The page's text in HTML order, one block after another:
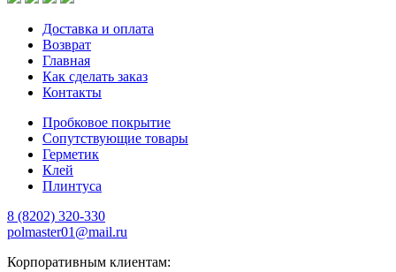
Доставка и оплата
Возврат
Главная
Как сделать заказ
Контакты
Пробковое покрытие
Сопутствующие товары
Герметик
Клей
Плинтуса
8 (8202) 320-330
polmaster01@mail.ru
Корпоративным клиентам: